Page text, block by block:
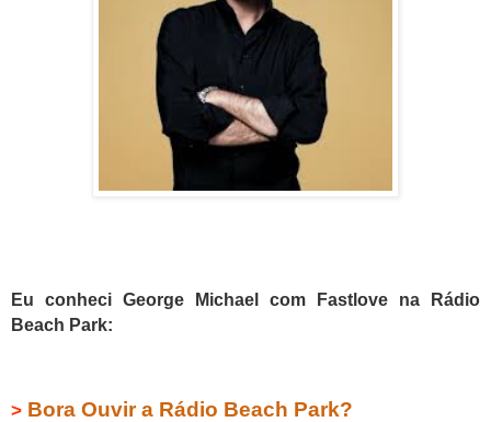
Eu conheci George Michael com Fastlove na Rádio
Beach Park:
> Bora Ouvir a Rádio Beach Park?